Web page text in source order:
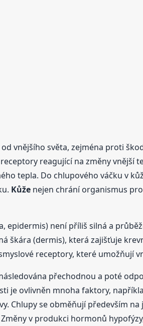
vnějšího světa, zejména proti
reagující na změny vnější
tepla. Do chlupového váčku v
Kůženejen chrání organismus
epidermis) není příliš silná a
škára (dermis), která zajišťuje
receptory, které umožňují
přechodnou a poté
je ovlivněn mnoha faktory,
Chlupy se obměňují především
v produkci hormonů